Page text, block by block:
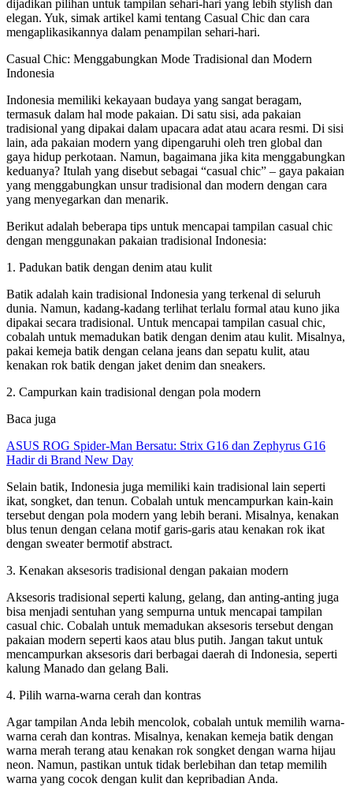
dijadikan pilihan untuk tampilan sehari-hari yang lebih stylish dan
elegan. Yuk, simak artikel kami tentang Casual Chic dan cara
mengaplikasikannya dalam penampilan sehari-hari.
Casual Chic: Menggabungkan Mode Tradisional dan Modern
Indonesia
Indonesia memiliki kekayaan budaya yang sangat beragam,
termasuk dalam hal mode pakaian. Di satu sisi, ada pakaian
tradisional yang dipakai dalam upacara adat atau acara resmi. Di sisi
lain, ada pakaian modern yang dipengaruhi oleh tren global dan
gaya hidup perkotaan. Namun, bagaimana jika kita menggabungkan
keduanya? Itulah yang disebut sebagai “casual chic” – gaya pakaian
yang menggabungkan unsur tradisional dan modern dengan cara
yang menyegarkan dan menarik.
Berikut adalah beberapa tips untuk mencapai tampilan casual chic
dengan menggunakan pakaian tradisional Indonesia:
1. Padukan batik dengan denim atau kulit
Batik adalah kain tradisional Indonesia yang terkenal di seluruh
dunia. Namun, kadang-kadang terlihat terlalu formal atau kuno jika
dipakai secara tradisional. Untuk mencapai tampilan casual chic,
cobalah untuk memadukan batik dengan denim atau kulit. Misalnya,
pakai kemeja batik dengan celana jeans dan sepatu kulit, atau
kenakan rok batik dengan jaket denim dan sneakers.
2. Campurkan kain tradisional dengan pola modern
Baca juga
ASUS ROG Spider-Man Bersatu: Strix G16 dan Zephyrus G16
Hadir di Brand New Day
Selain batik, Indonesia juga memiliki kain tradisional lain seperti
ikat, songket, dan tenun. Cobalah untuk mencampurkan kain-kain
tersebut dengan pola modern yang lebih berani. Misalnya, kenakan
blus tenun dengan celana motif garis-garis atau kenakan rok ikat
dengan sweater bermotif abstract.
3. Kenakan aksesoris tradisional dengan pakaian modern
Aksesoris tradisional seperti kalung, gelang, dan anting-anting juga
bisa menjadi sentuhan yang sempurna untuk mencapai tampilan
casual chic. Cobalah untuk memadukan aksesoris tersebut dengan
pakaian modern seperti kaos atau blus putih. Jangan takut untuk
mencampurkan aksesoris dari berbagai daerah di Indonesia, seperti
kalung Manado dan gelang Bali.
4. Pilih warna-warna cerah dan kontras
Agar tampilan Anda lebih mencolok, cobalah untuk memilih warna-
warna cerah dan kontras. Misalnya, kenakan kemeja batik dengan
warna merah terang atau kenakan rok songket dengan warna hijau
neon. Namun, pastikan untuk tidak berlebihan dan tetap memilih
warna yang cocok dengan kulit dan kepribadian Anda.